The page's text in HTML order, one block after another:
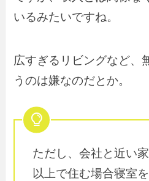
いるみたいですね。
広すぎるリビングなど、
うのは嫌なのだとか。
ただし、会社と近い
以上で住む場合寝室